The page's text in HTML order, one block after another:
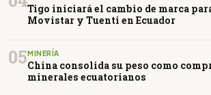
Tigo iniciará el cambio de marca
Movistar y Tuenti en Ecuador
05 MINERÍA
China consolida su peso como
minerales ecuatorianos